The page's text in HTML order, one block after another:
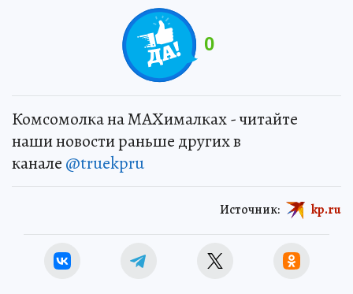
0
Комсомолка на MAXималках - читайте
наши новости раньше других в
канале @truekpru
Источник: kp.ru